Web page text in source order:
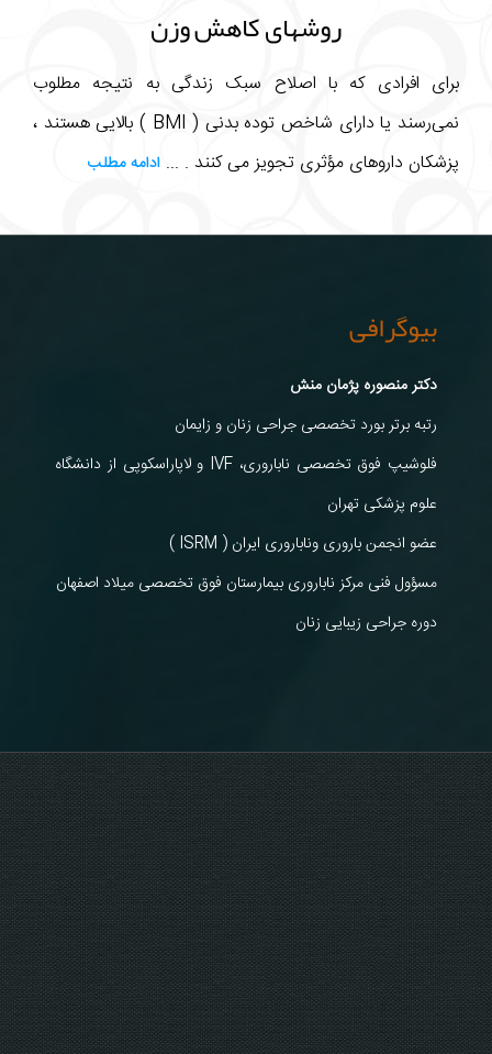
روشهای کاهش وزن
برای افرادی که با اصلاح سبک زندگی به نتیجه مطلوب
نمی‌رسند یا دارای شاخص توده بدنی ( BMI ) بالایی هستند ،
پزشکان داروهای مؤثری تجویز می کنند . ... ادامه مطلب
بیوگرافی
دکتر منصوره پژمان منش
رتبه برتر بورد تخصصی جراحی زنان و زایمان
فلوشیپ فوق تخصصی ناباروری، IVF و لاپاراسکوپی از دانشگاه
علوم پزشکی تهران
عضو انجمن باروری وناباروری ایران ( ISRM )
مسؤول فنی مرکز ناباروری بیمارستان فوق تخصصی میلاد اصفهان
دوره جراحی زیبایی زنان